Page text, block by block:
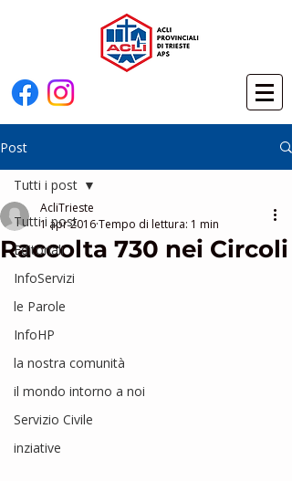
Post
Tutti i post
Editoriali
InfoServizi
le Parole
InfoHP
la nostra comunità
il mondo intorno a noi
Servizio Civile
inziative
Tutti i post
Raccolta 730 nei Circoli
AcliTrieste
1 apr 2016Tempo di lettura: 1 min